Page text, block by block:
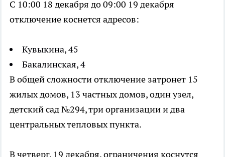
С 10:00 18 декабря до 09:00 19 декабря
отключение коснется адресов:
Кувыкина, 45
Бакалинская, 4
В общей сложности отключение затронет 15
жилых домов, 13 частных домов, один узел,
детский сад №294, три организации и два
центральных тепловых пункта.
В четверг, 19 декабря, ограничения коснутся